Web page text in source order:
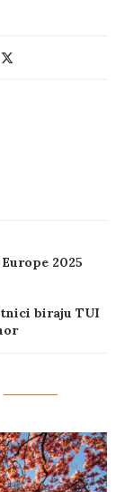
2025
biraju TUI